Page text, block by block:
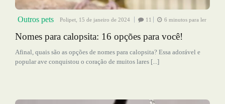
Outros pets Polipet, 15 de janeiro de 2024 11 6 minutos para ler
Nomes para calopsita: 16 opções para você!
Afinal, quais são as opções de nomes para calopsita? Essa adorável e
popular ave conquistou o coração de muitos lares [...]